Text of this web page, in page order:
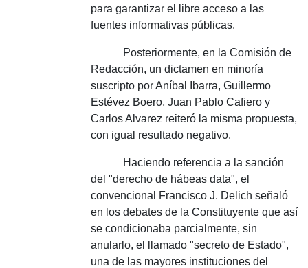
para garantizar el libre acceso a las
fuentes informativas públicas.
Posteriormente, en la Comisión de
Redacción, un dictamen en minoría
suscripto por Aníbal Ibarra, Guillermo
Estévez Boero, Juan Pablo Cafiero y
Carlos Alvarez reiteró la misma propuesta,
con igual resultado negativo.
Haciendo referencia a la sanción
del "derecho de hábeas data", el
convencional Francisco J. Delich señaló
en los debates de la Constituyente que así
se condicionaba parcialmente, sin
anularlo, el llamado "secreto de Estado",
una de las mayores instituciones del